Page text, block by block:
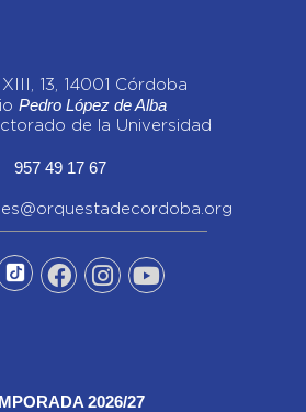
13, 14001 Córdoba
Pedro López de Alba
de la Universidad
957 49 17 67
2026/27